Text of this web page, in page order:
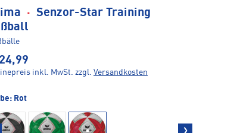
· Senzor-Star Training
inkl. MwSt. zzgl. Versandkosten
Rot